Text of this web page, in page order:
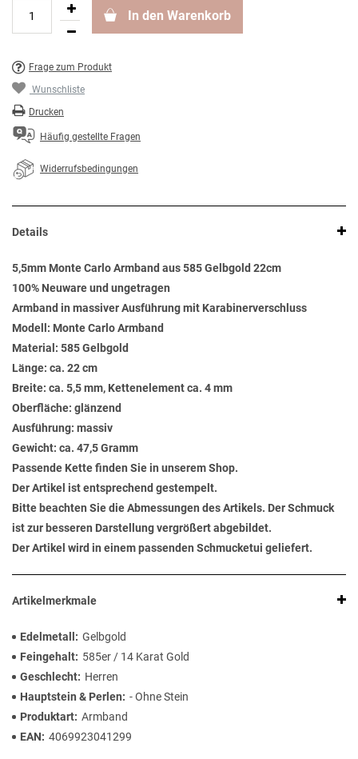
In den Warenkorb
Frage zum Produkt
Wunschliste
Drucken
Häufig gestellte Fragen
Widerrufsbedingungen
Details
5,5mm Monte Carlo Armband aus 585 Gelbgold 22cm
100% Neuware und ungetragen
Armband in massiver Ausführung mit Karabinerverschluss
Modell: Monte Carlo Armband
Material: 585 Gelbgold
Länge: ca. 22 cm
Breite: ca. 5,5 mm, Kettenelement ca. 4 mm
Oberfläche: glänzend
Ausführung: massiv
Gewicht: ca. 47,5 Gramm
Passende Kette finden Sie in unserem Shop.
Der Artikel ist entsprechend gestempelt.
Bitte beachten Sie die Abmessungen des Artikels. Der Schmuck
ist zur besseren Darstellung vergrößert abgebildet.
Der Artikel wird in einem passenden Schmucketui geliefert.
Artikelmerkmale
Edelmetall
Gelbgold
Feingehalt
585er / 14 Karat Gold
Geschlecht
Herren
Hauptstein & Perlen
- Ohne Stein
Produktart Armband
EAN
4069923041299